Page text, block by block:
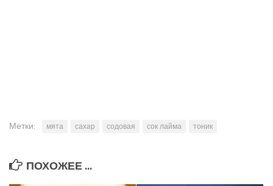
Метки: мята сахар содовая сок лайма тоник
ПОХОЖЕЕ ...